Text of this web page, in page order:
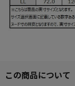
この商品について